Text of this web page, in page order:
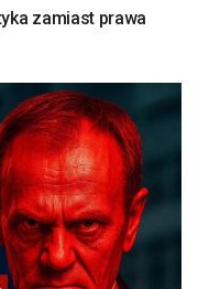
zamiast prawa